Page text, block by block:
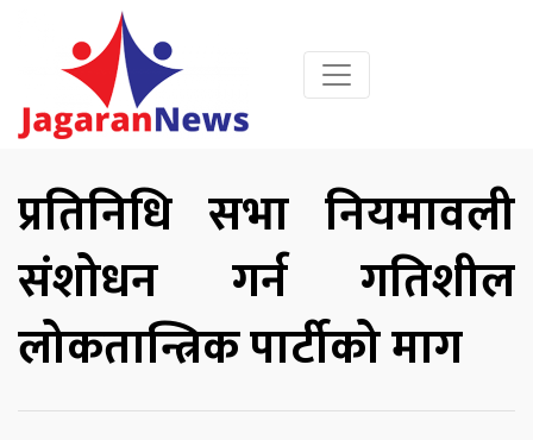
प्रतिनिधि सभा नियमावली
संशोधन गर्न गतिशील
लोकतान्त्रिक पार्टीको माग